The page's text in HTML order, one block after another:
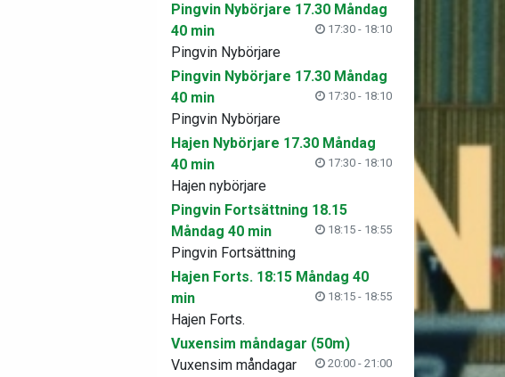
Pingvin Nybörjare 17.30 Måndag
40 min
17:30 - 18:10
Pingvin Nybörjare
Pingvin Nybörjare 17.30 Måndag
40 min
17:30 - 18:10
Pingvin Nybörjare
Hajen Nybörjare 17.30 Måndag
40 min
17:30 - 18:10
Hajen nybörjare
Pingvin Fortsättning 18.15
Måndag 40 min
18:15 - 18:55
Pingvin Fortsättning
Hajen Forts. 18:15 Måndag 40
min
18:15 - 18:55
Hajen Forts.
Vuxensim måndagar (50m)
20:00 - 21:00
Vuxensim måndagar